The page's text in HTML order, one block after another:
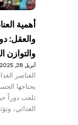
أهمية
والعقل:
والتوازن
أبريل 28, 2025
العناصر
يحتاجها
تلعب دوراً
الغذائي،